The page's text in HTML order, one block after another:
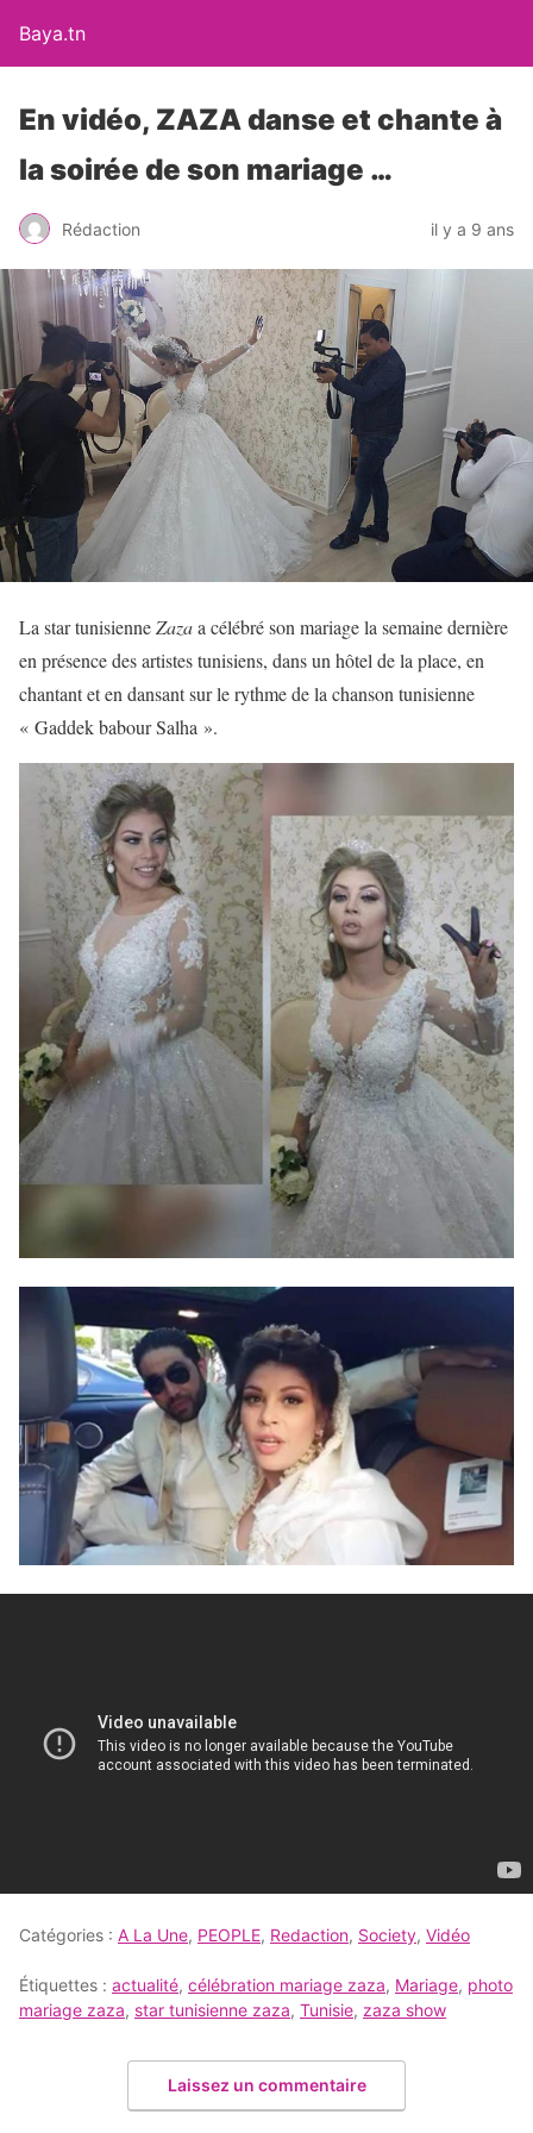
Baya.tn
En vidéo, ZAZA danse et chante à
la soirée de son mariage …
Rédaction il y a 9 ans
La star tunisienneZazaa célébré son mariage la semaine dernière
en présence des artistes tunisiens, dans un hôtel de la place, en
chantant et en dansant sur le rythme de la chanson tunisienne
« Gaddek babour Salha ».
Catégories : A La Une, PEOPLE, Redaction, Society, Vidéo
Étiquettes : actualité, célébration mariage zaza, Mariage, photo
mariage zaza, star tunisienne zaza, Tunisie, zaza show
Laissez un commentaire